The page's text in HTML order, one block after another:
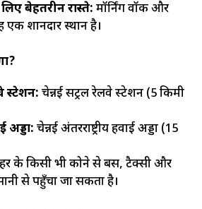
बेहतरीन रास्ते: मॉर्निंग वॉक और
शानदार स्थान है।
स्टेशन: चेन्नई सेंट्रल रेलवे स्टेशन (5 किमी
अड्डा: चेन्नई अंतरराष्ट्रीय हवाई अड्डा (15
के किसी भी कोने से बस, टैक्सी और
से पहुँचा जा सकता है।